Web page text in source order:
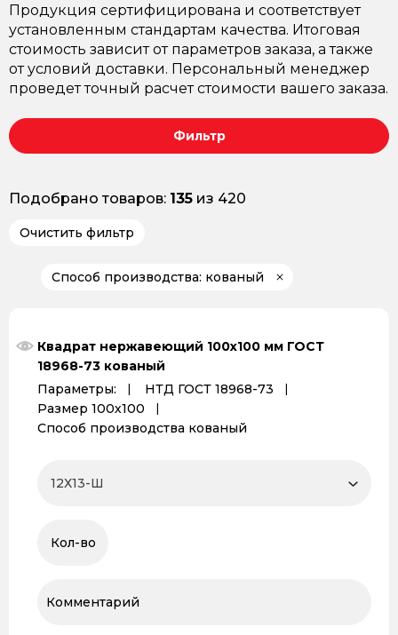
Продукция сертифицирована и соответствует
установленным стандартам качества. Итоговая
стоимость зависит от параметров заказа, а также
от условий доставки. Персональный менеджер
проведет точный расчет стоимости вашего заказа.
Фильтр
Подобрано товаров: 135 из 420
Очистить фильтр
Способ производства: кованый
Квадрат нержавеющий 100х100 мм ГОСТ
18968-73 кованый
Параметры:
НТД ГОСТ 18968-73
Размер 100х100
Способ производства кованый